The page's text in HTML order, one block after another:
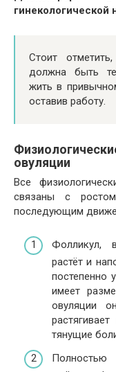
гинекологической
Стоит
должна быть
жить в
оставив работу.
овуляции
Все
связаны с
последующим
Фолликул,
растёт и
постепенно
имеет
овуляции
тянущие
Полностью